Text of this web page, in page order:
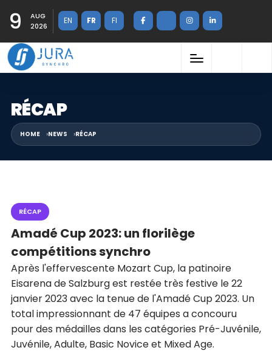
9
AUG
2026
EN FR FI
RÉCAP
HOME NEWS RÉCAP
RÉCAP
Amadé Cup 2023: un florilège
compétitions synchro
Après l'effervescente Mozart Cup, la patinoire
Eisarena de Salzburg est restée très festive le 22
janvier 2023 avec la tenue de l'Amadé Cup 2023. Un
total impressionnant de 47 équipes a concouru
pour des médailles dans les catégories Pré-Juvénile,
Juvénile, Adulte, Basic Novice et Mixed Age.